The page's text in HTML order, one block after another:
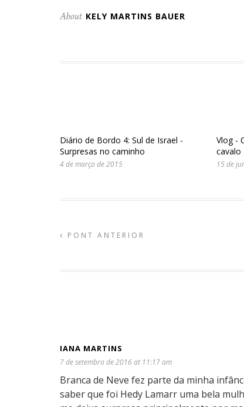
About KELY MARTINS BAUER
Diário de Bordo 4: Sul de Israel -
Surpresas no caminho
4 de março de 2015
Vlog -
cavalo
15 de
PONT ANTERIOR
IANA MARTINS
7 de setembro de 2016 at 11:17 am
Branca de Neve fez parte da minha
saber que foi Hedy Lamarr uma bela